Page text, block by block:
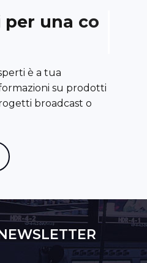
per una co
è a tua
su prodotti
broadcast o